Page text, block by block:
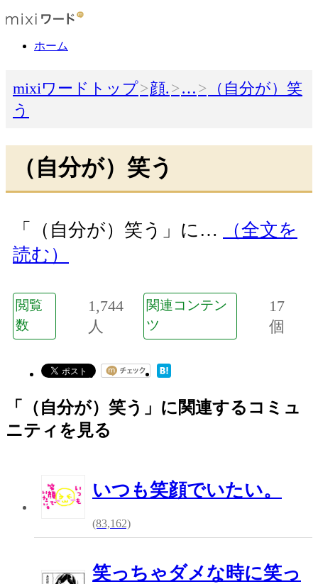
ホーム
mixiワードトップ 顔. …
（自分が）笑
う
（自分が）笑う
「（自分が）笑う」に…
（全文を
読む）
閲覧
数
1,744
人
関連コンテン
ツ
17
個
「（自分が）笑う」に関連するコミュ
ニティを見る
いつも笑顔でいたい。
(83,162)
笑っちゃダメな時に笑っ